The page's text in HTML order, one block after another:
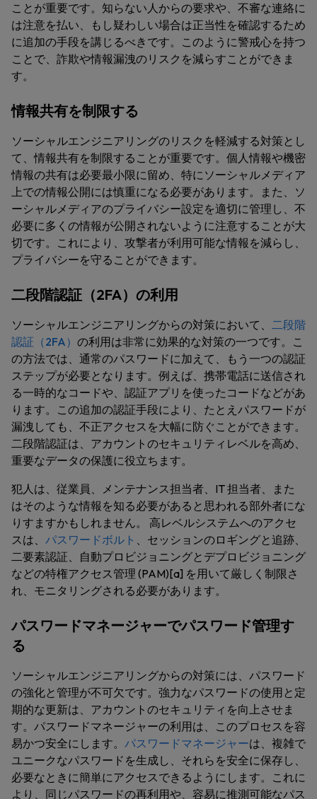
ことが重要です。知らない人からの要求や、不審な連絡に
は注意を払い、もし疑わしい場合は正当性を確認するため
に追加の手段を講じるべきです。このように警戒心を持つ
ことで、詐欺や情報漏洩のリスクを減らすことができま
す。
情報共有を制限する
ソーシャルエンジニアリングのリスクを軽減する対策とし
て、情報共有を制限することが重要です。個人情報や機密
情報の共有は必要最小限に留め、特にソーシャルメディア
上での情報公開には慎重になる必要があります。また、ソ
ーシャルメディアのプライバシー設定を適切に管理し、不
必要に多くの情報が公開されないように注意することが大
切です。これにより、攻撃者が利用可能な情報を減らし、
プライバシーを守ることができます。
二段階認証（2FA）の利用
ソーシャルエンジニアリングからの対策において、 二段階
認証（2FA） の利用は非常に効果的な対策の一つです。こ
の方法では、通常のパスワードに加えて、もう一つの認証
ステップが必要となります。例えば、携帯電話に送信され
る一時的なコードや、認証アプリを使ったコードなどがあ
ります。この追加の認証手段により、たとえパスワードが
漏洩しても、不正アクセスを大幅に防ぐことができます。
二段階認証は、アカウントのセキュリティレベルを高め、
重要なデータの保護に役立ちます。
犯人は、従業員、メンテナンス担当者、IT 担当者、また
はそのような情報を知る必要があると思われる部外者にな
りすますかもしれません。 高レベルシステムへのアクセ
スは、 パスワードボルト 、セッションのロギングと追跡、
二要素認証、自動プロビジョニングとデプロビジョニング
などの特権アクセス管理 (PAM)[a] を用いて厳しく制限さ
れ、モニタリングされる必要があります。
パスワードマネージャーでパスワード管理す
る
ソーシャルエンジニアリングからの対策には、パスワード
の強化と管理が不可欠です。強力なパスワードの使用と定
期的な更新は、アカウントのセキュリティを向上させま
す。パスワードマネージャーの利用は、このプロセスを容
易かつ安全にします。 パスワードマネージャーは、複雑で
ユニークなパスワードを生成し、それらを安全に保存し、
必要なときに簡単にアクセスできるようにします。これに
より、同じパスワードの再利用や、容易に推測可能なパス